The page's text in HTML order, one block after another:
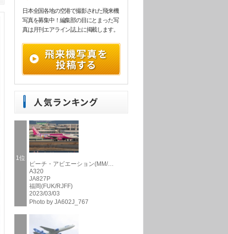
日本全国各地の空港で撮影された飛来機
写真を募集中！編集部の目にとまった写
真は月刊エアライン誌上に掲載します。
1位
ピーチ・アビエーション(MM/…
A320
JA827P
福岡(FUK/RJFF)
2023/03/03
Photo by JA602J_767